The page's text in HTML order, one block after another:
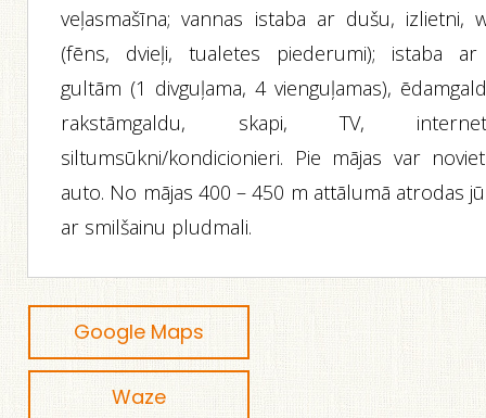
veļasmašīna; vannas istaba ar dušu, izlietni,
(fēns, dvieļi, tualetes piederumi); istaba
gultām (1 divguļama, 4 vienguļamas),
rakstāmgaldu, skapi, TV,
siltumsūkni/kondicionieri. Pie mājas var
auto. No mājas 400 – 450 m attālumā atrodas
ar smilšainu pludmali.
Google Maps
Waze